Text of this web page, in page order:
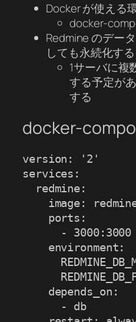
Docker が使える
docker-
Redmine のデー
しても永続化す
1サーバに複
する予定が
する
docker-
version: '2'
services:
  redmine:
image:
    ports:
      - 3000:3000
    environment:
    depends_on:
      - db